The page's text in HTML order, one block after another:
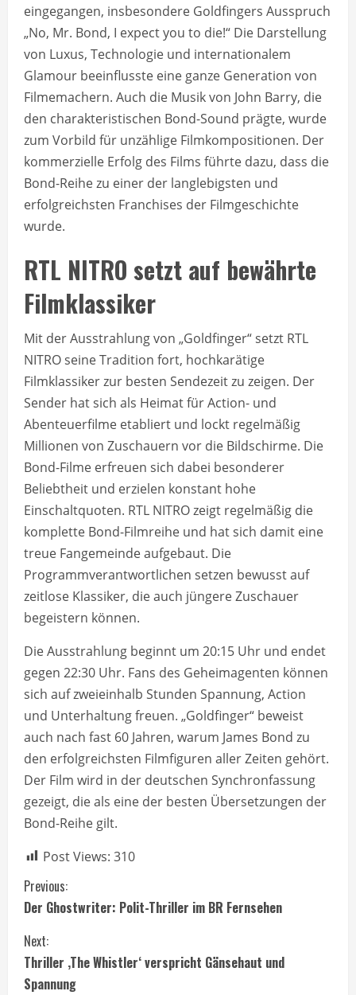
eingegangen, insbesondere Goldfingers Ausspruch
„No, Mr. Bond, I expect you to die!“ Die Darstellung
von Luxus, Technologie und internationalem
Glamour beeinflusste eine ganze Generation von
Filmemachern. Auch die Musik von John Barry, die
den charakteristischen Bond-Sound prägte, wurde
zum Vorbild für unzählige Filmkompositionen. Der
kommerzielle Erfolg des Films führte dazu, dass die
Bond-Reihe zu einer der langlebigsten und
erfolgreichsten Franchises der Filmgeschichte
wurde.
RTL NITRO setzt auf bewährte
Filmklassiker
Mit der Ausstrahlung von „Goldfinger“ setzt RTL
NITRO seine Tradition fort, hochkarätige
Filmklassiker zur besten Sendezeit zu zeigen. Der
Sender hat sich als Heimat für Action- und
Abenteuerfilme etabliert und lockt regelmäßig
Millionen von Zuschauern vor die Bildschirme. Die
Bond-Filme erfreuen sich dabei besonderer
Beliebtheit und erzielen konstant hohe
Einschaltquoten. RTL NITRO zeigt regelmäßig die
komplette Bond-Filmreihe und hat sich damit eine
treue Fangemeinde aufgebaut. Die
Programmverantwortlichen setzen bewusst auf
zeitlose Klassiker, die auch jüngere Zuschauer
begeistern können.
Die Ausstrahlung beginnt um 20:15 Uhr und endet
gegen 22:30 Uhr. Fans des Geheimagenten können
sich auf zweieinhalb Stunden Spannung, Action
und Unterhaltung freuen. „Goldfinger“ beweist
auch nach fast 60 Jahren, warum James Bond zu
den erfolgreichsten Filmfiguren aller Zeiten gehört.
Der Film wird in der deutschen Synchronfassung
gezeigt, die als eine der besten Übersetzungen der
Bond-Reihe gilt.
Post Views: 310
C
o
n
Previous:
Der Ghostwriter: Polit-Thriller im BR Fernsehen
Next:
Thriller ‚The Whistler‘ verspricht Gänsehaut und
Spannung